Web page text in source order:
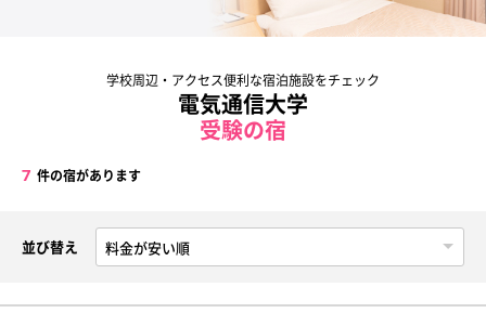
学校周辺・アクセス便利な宿泊施設をチェック
電気通信大学
受験の宿
7 件の宿があります
並び替え